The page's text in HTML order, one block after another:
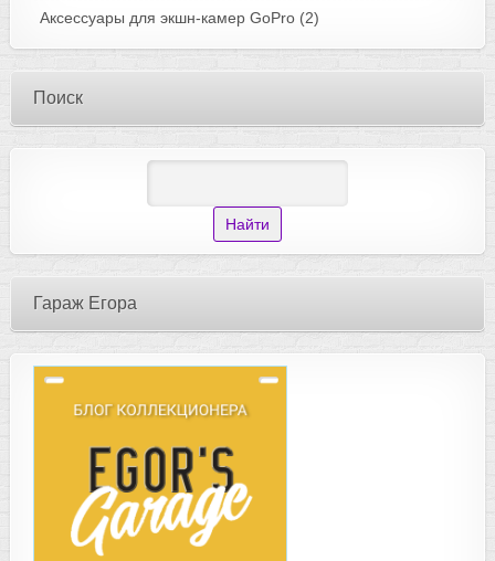
Аксессуары для экшн-камер GoPro (2)
Поиск
Гараж Егора